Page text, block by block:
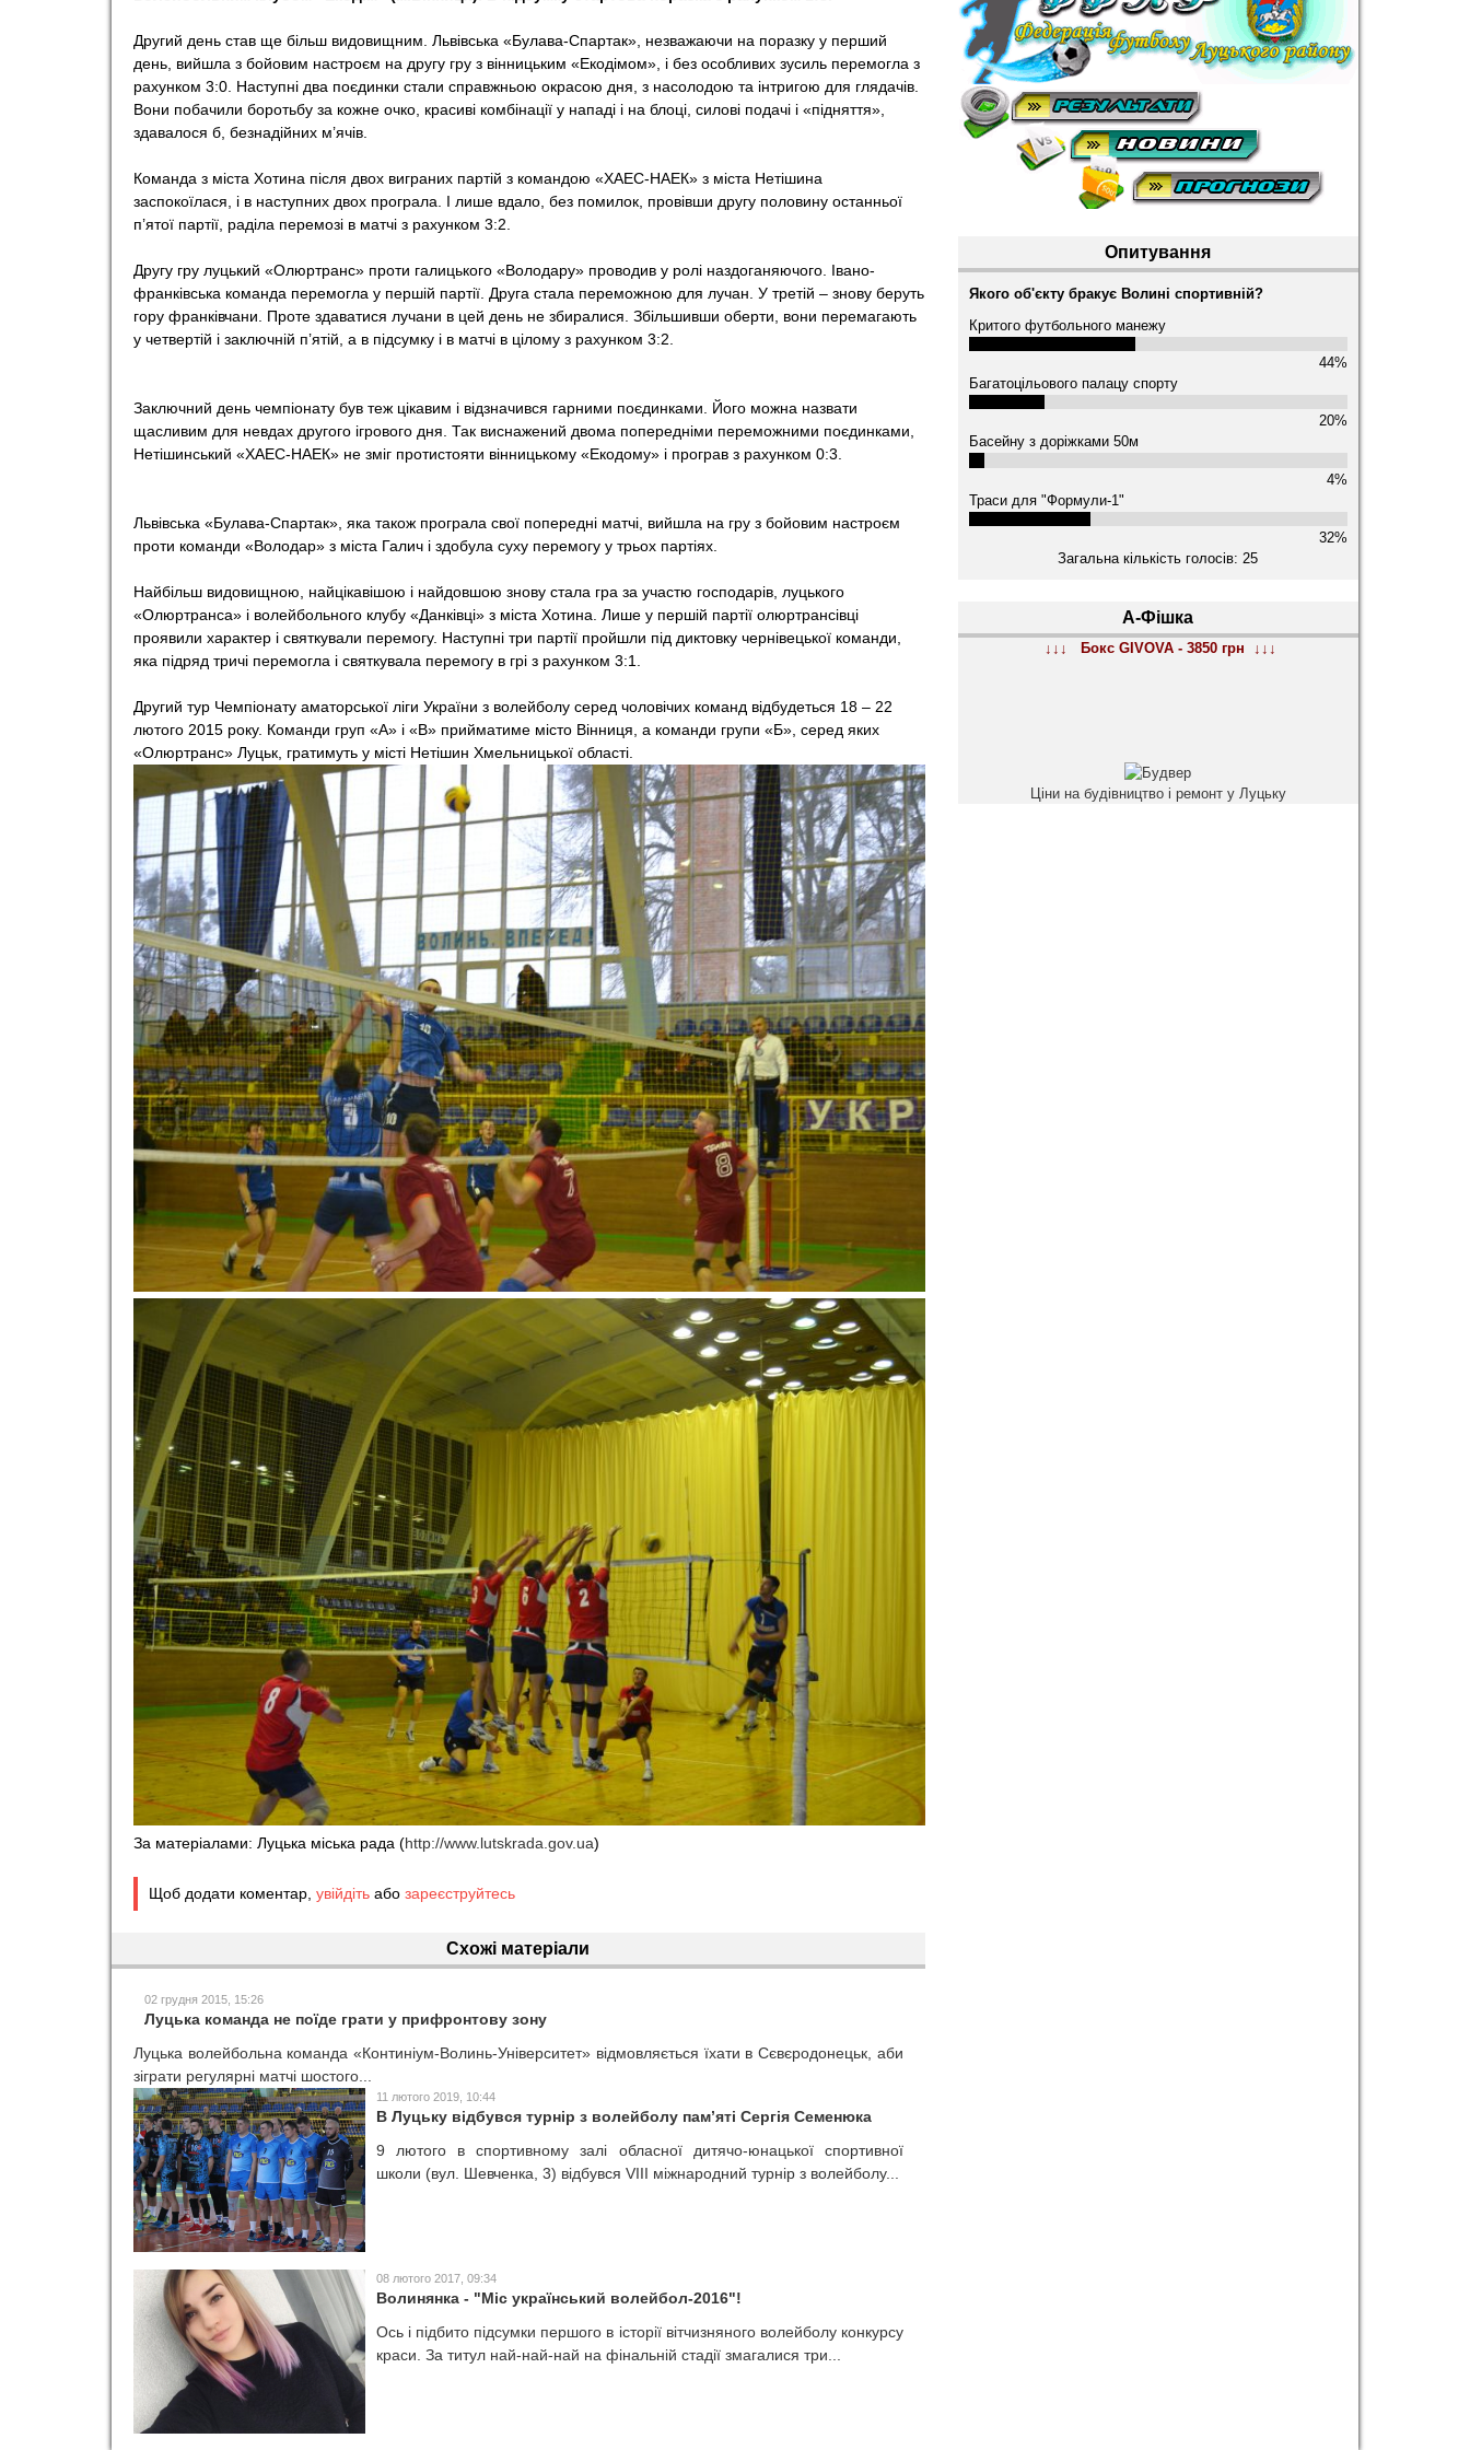
o
r
t
Другий день став ще більш видовищним. Львівська «Булава-Спартак», незважаючи на поразку у перший
день, вийшла з бойовим настроєм на другу гру з вінницьким «Екодімом», і без особливих зусиль перемогла з
рахунком 3:0. Наступні два поєдинки стали справжньою окрасою дня, з насолодою та інтригою для глядачів.
Вони побачили боротьбу за кожне очко, красиві комбінації у нападі і на блоці, силові подачі і «підняття»,
здавалося б, безнадійних м’ячів.
Команда з міста Хотина після двох виграних партій з командою «ХАЕС-НАЕК» з міста Нетішина
заспокоїлася, і в наступних двох програла. І лише вдало, без помилок, провівши другу половину останньої
п’ятої партії, раділа перемозі в матчі з рахунком 3:2.
Другу гру луцький «Олюртранс» проти галицького «Володару» проводив у ролі наздоганяючого. Івано-
франківська команда перемогла у першій партії. Друга стала переможною для лучан. У третій – знову беруть
гору франківчани. Проте здаватися лучани в цей день не збиралися. Збільшивши оберти, вони перемагають
у четвертій і заключній п’ятій, а в підсумку і в матчі в цілому з рахунком 3:2.
Заключний день чемпіонату був теж цікавим і відзначився гарними поєдинками. Його можна назвати
щасливим для невдах другого ігрового дня. Так виснажений двома попередніми переможними поєдинками,
Нетішинський «ХАЕС-НАЕК» не зміг протистояти вінницькому «Екодому» і програв з рахунком 0:3.
Львівська «Булава-Спартак», яка також програла свої попередні матчі, вийшла на гру з бойовим настроєм
проти команди «Володар» з міста Галич і здобула суху перемогу у трьох партіях.
Найбільш видовищною, найцікавішою і найдовшою знову стала гра за участю господарів, луцького
«Олюртранса» і волейбольного клубу «Данківці» з міста Хотина. Лише у першій партії олюртрансівці
проявили характер і святкували перемогу. Наступні три партії пройшли під диктовку чернівецької команди,
яка підряд тричі перемогла і святкувала перемогу в грі з рахунком 3:1.
Другий тур Чемпіонату аматорської ліги України з волейболу серед чоловічих команд відбудеться 18 – 22
лютого 2015 року. Команди груп «А» і «В» прийматиме місто Вінниця, а команди групи «Б», серед яких
«Олюртранс» Луцьк, гратимуть у місті Нетішин Хмельницької області.
За матеріалами: Луцька міська рада (http://www.lutskrada.gov.ua)
Щоб додати коментар, увійдіть або зареєструйтесь
Схожі матеріали
02 грудня 2015, 15:26
Луцька команда не поїде грати у прифронтову зону
Луцька волейбольна команда «Континіум-Волинь-Університет» відмовляється їхати в Сєвєродонецьк, аби
зіграти регулярні матчі шостого...
11 лютого 2019, 10:44
В Луцьку відбувся турнір з волейболу пам’яті Сергія Семенюка
9 лютого в спортивному залі обласної дитячо-юнацької спортивної
школи (вул. Шевченка, 3) відбувся VIII міжнародний турнір з волейболу...
08 лютого 2017, 09:34
Волинянка - "Міс український волейбол-2016"!
Ось і підбито підсумки першого в історії вітчизняного волейболу конкурсу
краси. За титул най-най-най на фінальній стадії змагалися три...
Опитування
Якого об'єкту бракує Волині спортивній?
Критого футбольного манежу
44%
Багатоцільового палацу спорту
20%
Басейну з доріжками 50м
4%
Траси для "Формули-1"
32%
Загальна кількість голосів: 25
А-Фішка
↓↓↓ Бокс GIVOVA - 3850 грн ↓↓↓
Ціни на будівництво і ремонт у Луцьку